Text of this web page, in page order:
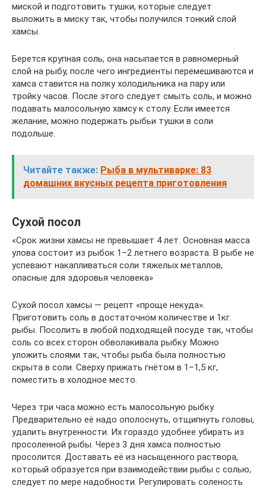
миской и подготовить тушки, которые следует
выложить в миску так, чтобы получился тонкий слой
хамсы.
Берется крупная соль, она насыпается в равномерный
слой на рыбу, после чего ингредиенты перемешиваются и
хамса ставится на полку холодильника на пару или
тройку часов. После этого следует смыть соль, и можно
подавать малосольную хамсу к столу. Если имеется
желание, можно подержать рыбьи тушки в соли
подольше.
Читайте также: Рыба в мультиварке: 83
домашних вкусных рецепта приготовления
Сухой посол
«Срок жизни хамсы не превышает 4 лет. Основная масса
улова состоит из рыбок 1–2 летнего возраста. В рыбе не
успевают накапливаться соли тяжелых металлов,
опасные для здоровья человека»
Сухой посол хамсы — рецепт «проще некуда».
Приготовить соль в достаточном количестве и 1кг.
рыбы. Посолить в любой подходящей посуде так, чтобы
соль со всех сторон обволакивала рыбку. Можно
уложить слоями так, чтобы рыба была полностью
скрыта в соли. Сверху прижать гнётом в 1–1,5 кг,
поместить в холодное место.
Через три часа можно есть малосольную рыбку.
Предварительно её надо ополоснуть, отщипнуть головы,
удалить внутренности. Их гораздо удобнее убирать из
просоленной рыбы. Через 3 дня хамса полностью
просолится. Доставать её из насыщенного раствора,
который образуется при взаимодействии рыбы с солью,
следует по мере надобности. Регулировать соленость